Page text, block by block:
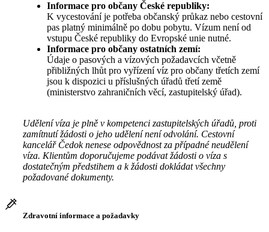
Informace pro občany České republiky:
K vycestování je potřeba občanský průkaz nebo cestovní
pas platný minimálně po dobu pobytu. Vízum není od
vstupu České republiky do Evropské unie nutné.
Informace pro občany ostatních zemí:
Údaje o pasových a vízových požadavcích včetně
přibližných lhůt pro vyřízení víz pro občany třetích zemí
jsou k dispozici u příslušných úřadů třetí země
(ministerstvo zahraničních věcí, zastupitelský úřad).
Udělení víza je plně v kompetenci zastupitelských úřadů, proti
zamítnutí žádosti o jeho udělení není odvolání. Cestovní
kancelář Čedok nenese odpovědnost za případné neudělení
víza. Klientům doporučujeme podávat žádosti o víza s
dostatečným předstihem a k žádosti dokládat všechny
požadované dokumenty.
Zdravotní informace a požadavky